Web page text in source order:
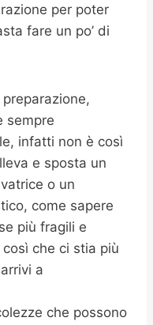
per poter
fare un po’ di
sempre
infatti non è così
e sposta un
o un
come sapere
più fragili e
che ci stia più
a
che possono